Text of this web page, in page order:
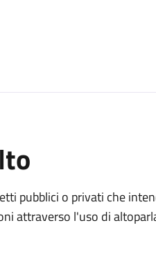
pubblici o privati che
attraverso l'uso di